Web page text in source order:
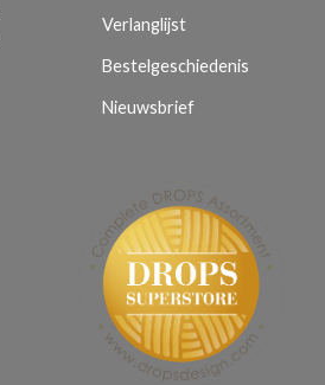
Verlanglijst
Bestelgeschiedenis
Nieuwsbrief